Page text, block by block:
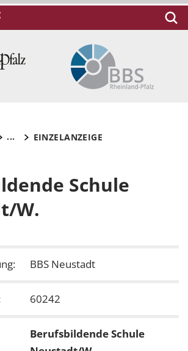
... EINZELANZEIGE
Schule
W.
BBS Neustadt
60242
Berufsbildende Schule